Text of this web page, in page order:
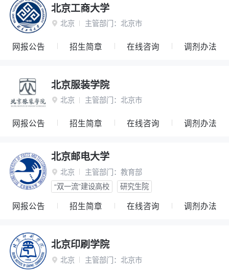
北京工商大学
 北京 主管部门： 北京市
网报公告 招生简章 在线咨询 调剂办法
北京服装学院
 北京 主管部门： 北京市
网报公告 招生简章 在线咨询 调剂办法
北京邮电大学
 北京 主管部门： 教育部
“双一流”建设高校
研究生院
网报公告 招生简章 在线咨询 调剂办法
北京印刷学院
 北京 主管部门： 北京市